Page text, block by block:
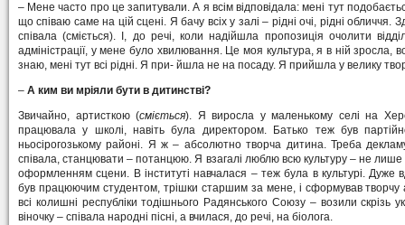
– Мене часто про це запитували. А я всім відповідала: мені тут
що співаю саме на цій сцені. Я бачу всіх у залі – рідні очі, рідні обличчя.
співала (сміється). І, до речі, коли надійшла пропозиція очолити
адміністрації, у мене було хвилювання. Це моя культура, я в ній зросла,
знаю, мені тут всі рідні. Я при- йшла не на посаду. Я прийшла у велику
– А ким ви мріяли бути в дитинстві?
Звичайно, артисткою (сміється). Я виросла у маленькому селі на
працювала у школі, навіть була директором. Батько теж був
ньосірогозькому районі. Я ж – абсолютно творча дитина. Треба
співала, станцювати – потанцюю. Я взагалі люблю всю культуру – не лише
оформленням сцени. В інституті навчалася – теж була в культурі. Дуже
був працюючим студентом, трішки старшим за мене, і сформував творчу
всі колишні республіки тодішнього Радянського Союзу – возили скрізь
віночку – співала народні пісні, а вчилася, до речі, на біолога.